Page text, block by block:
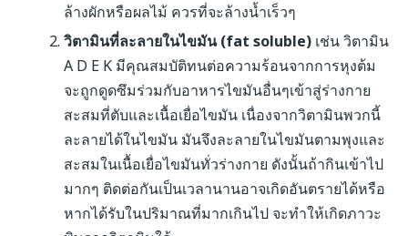
ล้างผักหรือผลไม้ ควรที่จะล้างน้ำเร็วๆ
วิตามินที่ละลายในไขมัน (fat soluble) เช่น วิตามิน
A D E K มีคุณสมบัติทนต่อความร้อนจากการหุงต้ม
จะถูกดูดซึมร่วมกับอาหารไขมันอื่นๆเข้าสู่ร่างกาย
สะสมที่ตับและเนื้อเยื่อไขมัน เนื่องจากวิตามินพวกนี้
ละลายได้ในไขมัน มันจึงละลายในไขมันตามพุงและ
สะสมในเนื้อเยื่อไขมันทั่วร่างกาย ดังนั้นถ้ากินเข้าไป
มากๆ ติดต่อกันเป็นเวลานานอาจเกิดอันตรายได้หรือ
หากได้รับในปริมาณที่มากเกินไป จะทำให้เกิดภาวะ